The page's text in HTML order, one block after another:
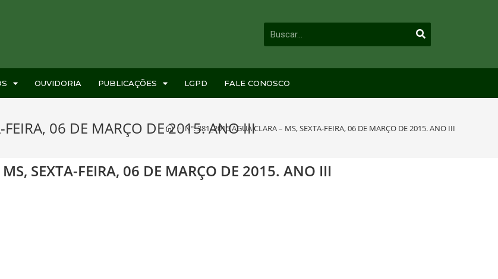
OUVIDORIA PUBLICAÇÕES LGPD FALE CONOSCO
FEIRA, 06 DE MARÇO DE 2015. ANO III
> Nº. 381_2015 ÁGUA CLARA – MS, SEXTA-FEIRA, 06 DE MARÇO DE 2015. ANO III
SEXTA-FEIRA, 06 DE MARÇO DE 2015. ANO III